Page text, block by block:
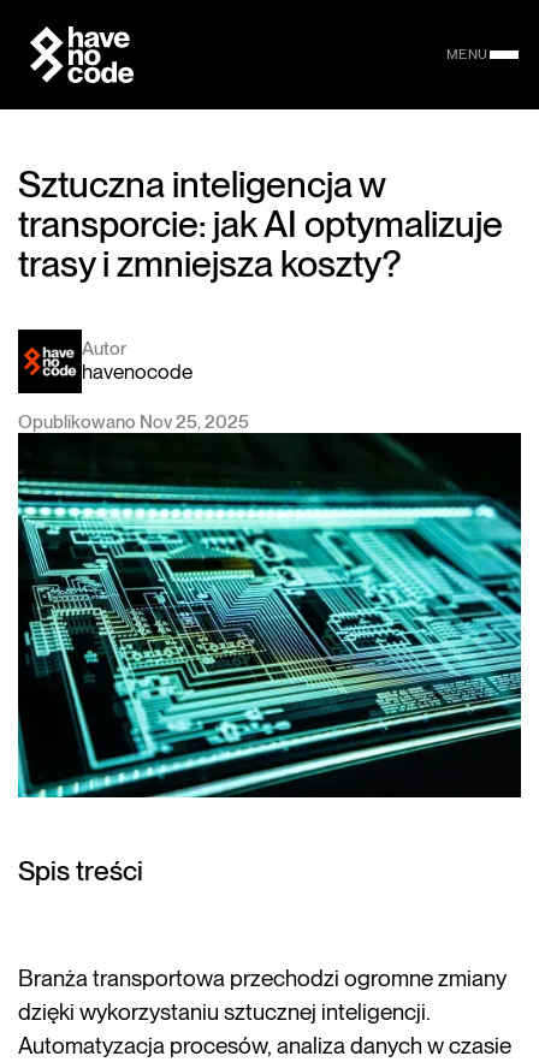
MENU
Sztuczna inteligencja w
transporcie: jak AI optymalizuje
trasy i zmniejsza koszty?
Autor
havenocode
Opublikowano Nov 25, 2025
Spis treści
Branża transportowa przechodzi ogromne zmiany
dzięki wykorzystaniu sztucznej inteligencji.
Automatyzacja procesów, analiza danych w czasie